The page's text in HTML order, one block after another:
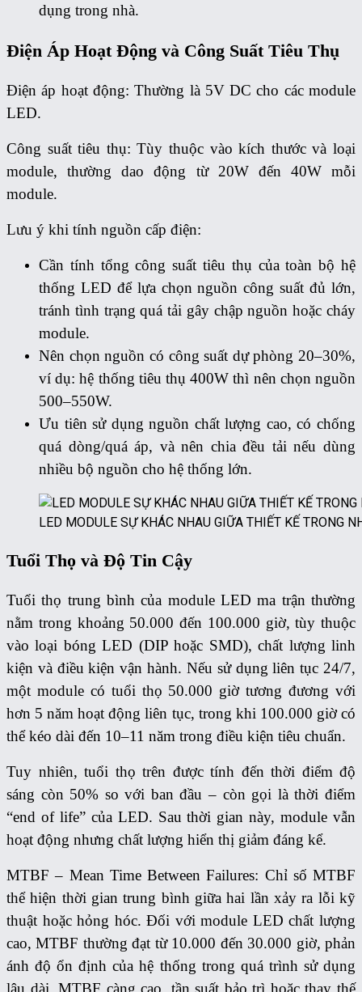
dụng trong nhà.
Điện Áp Hoạt Động và Công Suất Tiêu Thụ
Điện áp hoạt động: Thường là 5V DC cho các module
LED.
Công suất tiêu thụ: Tùy thuộc vào kích thước và loại
module, thường dao động từ 20W đến 40W mỗi
module.
Lưu ý khi tính nguồn cấp điện:
Cần tính tổng công suất tiêu thụ của toàn bộ hệ
thống LED để lựa chọn nguồn công suất đủ lớn,
tránh tình trạng quá tải gây chập nguồn hoặc cháy
module.
Nên chọn nguồn có công suất dự phòng 20–30%,
ví dụ: hệ thống tiêu thụ 400W thì nên chọn nguồn
500–550W.
Ưu tiên sử dụng nguồn chất lượng cao, có chống
quá dòng/quá áp, và nên chia đều tải nếu dùng
nhiều bộ nguồn cho hệ thống lớn.
LED MODULE SỰ KHÁC NHAU GIỮA THIẾT KẾ TRONG
Tuổi Thọ và Độ Tin Cậy
Tuổi thọ trung bình của module LED ma trận thường
nằm trong khoảng 50.000 đến 100.000 giờ, tùy thuộc
vào loại bóng LED (DIP hoặc SMD), chất lượng linh
kiện và điều kiện vận hành. Nếu sử dụng liên tục 24/7,
một module có tuổi thọ 50.000 giờ tương đương với
hơn 5 năm hoạt động liên tục, trong khi 100.000 giờ có
thể kéo dài đến 10–11 năm trong điều kiện tiêu chuẩn.
Tuy nhiên, tuổi thọ trên được tính đến thời điểm độ
sáng còn 50% so với ban đầu – còn gọi là thời điểm
“end of life” của LED. Sau thời gian này, module vẫn
hoạt động nhưng chất lượng hiển thị giảm đáng kể.
MTBF – Mean Time Between Failures: Chỉ số MTBF
thể hiện thời gian trung bình giữa hai lần xảy ra lỗi kỹ
thuật hoặc hỏng hóc. Đối với module LED chất lượng
cao, MTBF thường đạt từ 10.000 đến 30.000 giờ, phản
ánh độ ổn định của hệ thống trong quá trình sử dụng
lâu dài.MTBF càng cao, tần suất bảo trì hoặc thay thế